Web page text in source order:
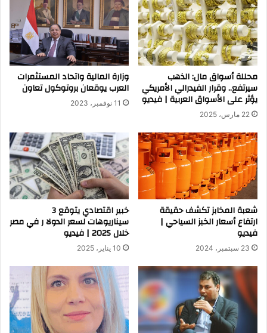
محللة أسواق مال: الذهب
سيرتفع.. وقرار الفيدرالي الأمريكي
يؤثر على الأسواق العربية | فيديو
22 مارس، 2025
وزارة المالية واتحاد المستثمرات
العرب يوقعان بروتوكول تعاون
11 نوفمبر، 2023
شعبة المخابز تكشف حقيقة
ارتفاع أسعار الخبز السياحي |
فيديو
23 سبتمبر، 2024
خبير اقتصادي يتوقع 3
سيناريوهات لسعر الدولا ر في مصر
خلال 2025 | فيديو
10 يناير، 2025